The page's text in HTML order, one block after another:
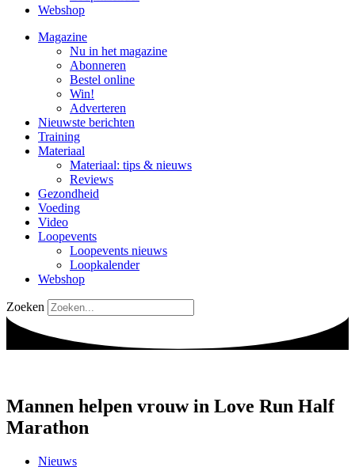
Webshop
Magazine
Nu in het magazine
Abonneren
Bestel online
Win!
Adverteren
Nieuwste berichten
Training
Materiaal
Materiaal: tips & nieuws
Reviews
Gezondheid
Voeding
Video
Loopevents
Loopevents nieuws
Loopkalender
Webshop
Zoeken
Mannen helpen vrouw in Love Run Half
Marathon
Nieuws